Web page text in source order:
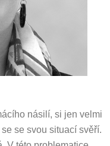
násilí, si jen velmi
se svou situací svěří.